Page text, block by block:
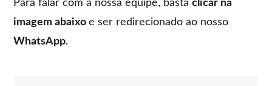
Para falar com a nossa equipe, bastaclicar na
imagem abaixoe ser redirecionado ao nosso
WhatsApp.